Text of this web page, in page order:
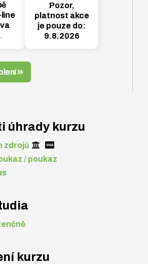
.
Pozor,
platnost akce
je pouze do:
9.8.2026
úhrady kurzu
zdrojů
/ poukaz
kurzu